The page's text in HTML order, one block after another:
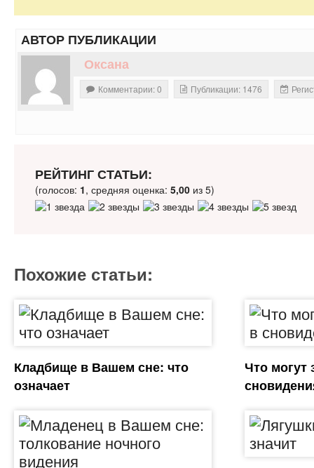
АВТОР ПУБЛИКАЦИИ
Оксана
Комментарии: 0 Публикации: 1476
РЕЙТИНГ СТАТЬИ:
(голосов: 1, средняя оценка: 5,00из 5)
Похожие статьи:
Кладбище в Вашем сне: что
означает
Что могут